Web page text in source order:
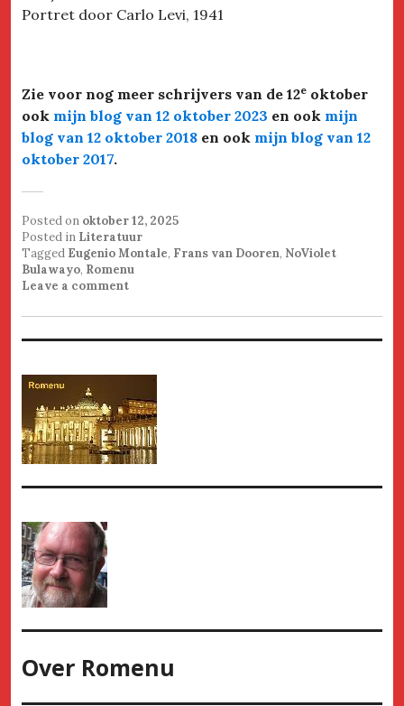
Portret door Carlo Levi, 1941
Zie voor nog meer schrijvers van de 12e oktober
ook mijn blog van 12 oktober 2023 en ook mijn
blog van 12 oktober 2018 en ook mijn blog van 12
oktober 2017.
Posted on oktober 12, 2025
Posted in Literatuur
Tagged Eugenio Montale, Frans van Dooren, NoViolet
Bulawayo, Romenu
Leave a comment
Over Romenu